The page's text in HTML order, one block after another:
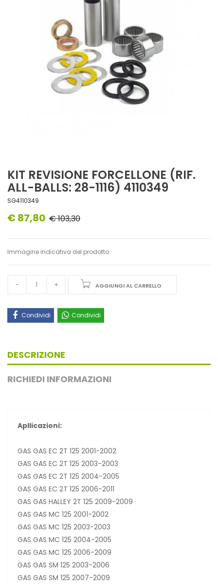
KIT REVISIONE FORCELLONE (RIF.
ALL-BALLS: 28-1116) 4110349
SG4110349
€ 87,80 € 103,30
Immagine indicativa del prodotto
AGGIUNGI AL CARRELLO
Condividi Condividi
DESCRIZIONE
RICHIEDI INFORMAZIONI
Apllicazioni:
GAS GAS EC 2T 125 2001-2002
GAS GAS EC 2T 125 2003-2003
GAS GAS EC 2T 125 2004-2005
GAS GAS EC 2T 125 2006-2011
GAS GAS HALLEY 2T 125 2009-2009
GAS GAS MC 125 2001-2002
GAS GAS MC 125 2003-2003
GAS GAS MC 125 2004-2005
GAS GAS MC 125 2006-2009
GAS GAS SM 125 2003-2006
GAS GAS SM 125 2007-2009